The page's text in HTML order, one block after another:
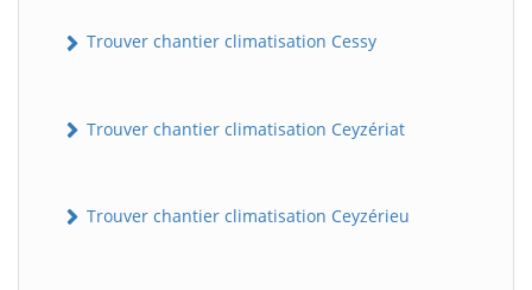
Trouver chantier climatisation Cessy
Trouver chantier climatisation Ceyzériat
Trouver chantier climatisation Ceyzérieu